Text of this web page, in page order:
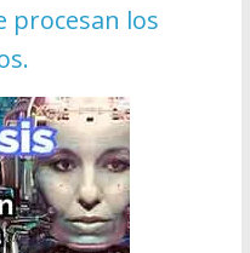
procesan los